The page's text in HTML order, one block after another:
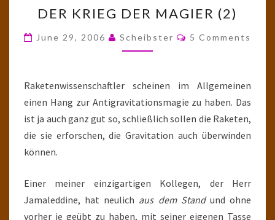
KRIEG
DER
MAGIER
DER KRIEG DER MAGIER (2)
June 29, 2006 Scheibster Comments
5 Comments
Raketenwissenschaftler scheinen im Allgemeinen
einen Hang zur Antigravitationsmagie zu haben. Das
ist ja auch ganz gut so, schließlich sollen die Raketen,
die sie erforschen, die Gravitation auch überwinden
können.
Einer meiner einzigartigen Kollegen, der Herr
Jamaleddine, hat neulich aus dem Standund ohne
vorher je geübt zu haben, mit seiner eigenen Tasse